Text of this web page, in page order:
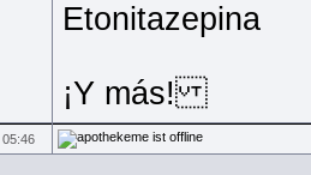
Etonitazepina
¡Y más!
05:46